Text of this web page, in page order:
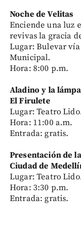
Noche de Velitas
Enciende una luz
revivas la gracia
Lugar: Bulevar
Municipal.
Hora: 8:00 p.m.
Aladino y la
El Firulete
Lugar: Teatro
Hora: 11:00 a.m.
Entrada: gratis.
Presentación de
Ciudad de
Lugar: Teatro
Hora: 3:30 p.m.
Entrada: gratis.